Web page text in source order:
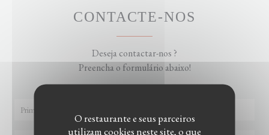
O restaurante e seus parceiros
utilizam cookies neste site, o que
CONTACTE-NOS
Deseja contactar-nos ?
Preencha o formulário abaixo!